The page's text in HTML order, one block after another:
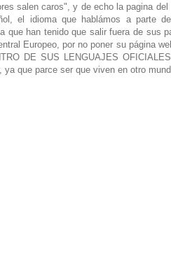
salen caros", y de echo la pagina
el idioma que hablámos a parte
que han tenido que salir fuera de sus
Europeo, por no poner su página
DE SUS LENGUAJES
que parce ser que viven en otro